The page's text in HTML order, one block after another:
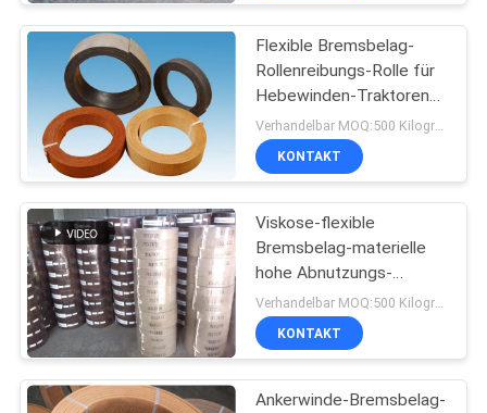
FABRIK-
AUSFLUG
QUALITÄTSKONTROLLE
TRETEN
SIE
MIT
UNS
IN
VERBINDUNG
Flexible Bremsbelag-
Rollenreibungs-Rolle für
Hebewinden-Traktoren
ziehen Winden-Aufzug
hoch
KONTAKT
Viskose-flexible
Bremsbelag-materielle
hohe Abnutzungs-
Leistung gesponnenes
Futter
KONTAKT
Ankerwinde-Bremsbelag-